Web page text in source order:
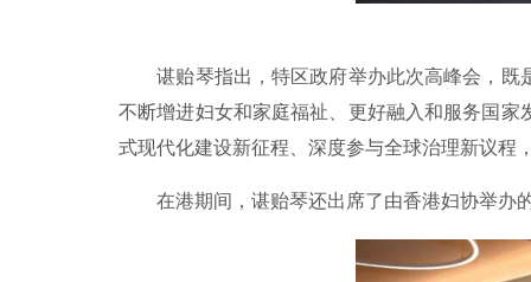
谌贻琴指出，特区政府举办此次高峰会，
不断增进妇女和家庭福祉、更好融入和服务国
式现代化建设新征程、深度参与全球治理新议程
在港期间，谌贻琴还出席了由香港妇协举办